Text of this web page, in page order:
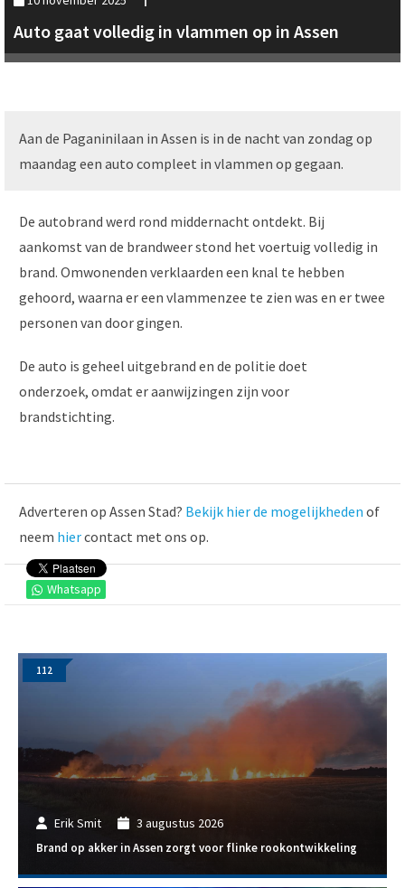
Auto gaat volledig in vlammen op in Assen
Aan de Paganinilaan in Assen is in de nacht van zondag op
maandag een auto compleet in vlammen op gegaan.
De autobrand werd rond middernacht ontdekt. Bij
aankomst van de brandweer stond het voertuig volledig in
brand. Omwonenden verklaarden een knal te hebben
gehoord, waarna er een vlammenzee te zien was en er twee
personen van door gingen.
De auto is geheel uitgebrand en de politie doet
onderzoek, omdat er aanwijzingen zijn voor
brandstichting.
Whatsapp
Adverteren op Assen Stad? Bekijk hier de mogelijkheden of
neem hiercontact met ons op.
Erik Smit 3 augustus 2026
Brand op akker in Assen zorgt voor flinke rookontwikkeling
112